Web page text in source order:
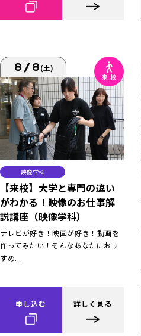
8/8(土)
映像学科
【来校】大学と専門の違い
がわかる！映像のお仕事解
説講座（映像学科）
テレビが好き！映画が好き！動画を
作ってみたい！そんなあなたにおす
すめ...
申し込む 詳しく見る